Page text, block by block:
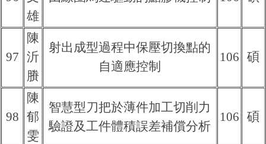
雄
97
陳
沂
賸
射出成型過程中保壓切換點的
自適應控制
106 碩
98
陳
郁
雯
智慧型刀把於薄件加工切削力
驗證及工件體積誤差補償分析
106 碩